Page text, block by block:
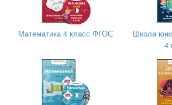
Математика 4 класс ФГОС
Школа
4